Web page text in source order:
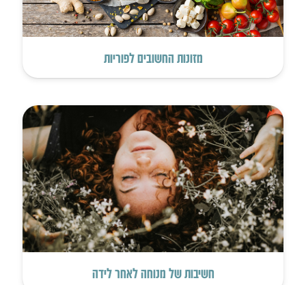
מזונות החשובים לפוריות
חשיבות של מנוחה לאחר לידה